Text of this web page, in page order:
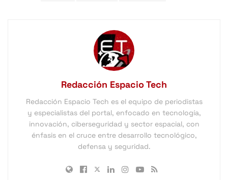
Redacción Espacio Tech
Redacción Espacio Tech es el equipo de periodistas
y especialistas del portal, enfocado en tecnología,
innovación, ciberseguridad y sector espacial, con
énfasis en el cruce entre desarrollo tecnológico,
defensa y seguridad.